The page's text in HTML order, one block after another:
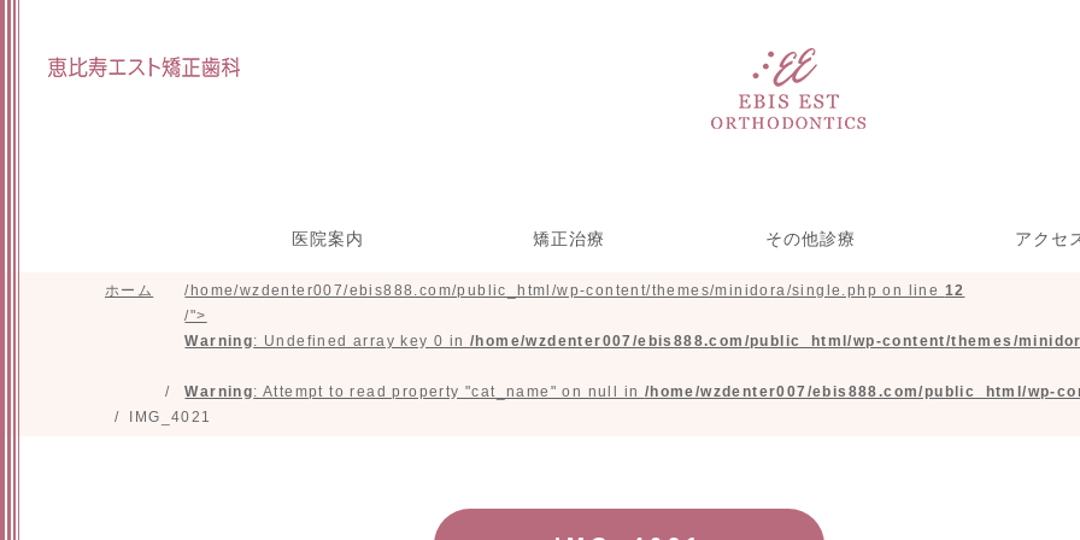
医院案内
スタッフ紹介
院長インタビュー
施設紹介
研修参加実績
矯正治療
目立たない矯正リンガル矯
マウスピース型装置による
小児矯正歯科
矯正の治療期間を短くする
部分矯正
その他診療
ホワイトニング＆クリーニ
一般歯科(虫歯治療)
歯をきれいにする治療
アクセ
ホーム /home/wzdenter007/ebis888.com/public_html/wp-content/themes/minidora/single.php on line 12
/">
Warning: Undefined array key 0 in/home/wzdenter007/ebis888.com/public_html/wp-content/themes/
Warning: Attempt to read property "cat_name" on null in /home/wzdenter007/ebis888.com/public_html/wp-
IMG_4021